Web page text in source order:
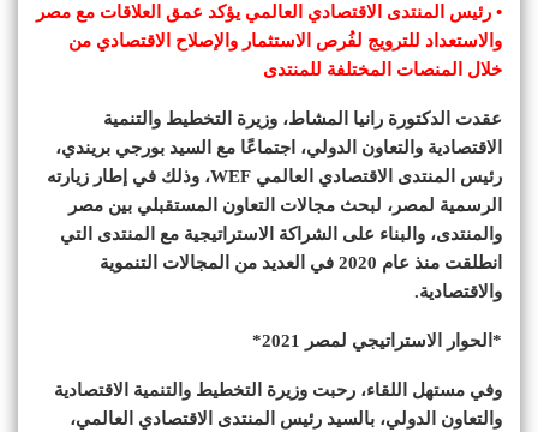
• رئيس المنتدى الاقتصادي العالمي يؤكد عمق العلاقات مع مصر
والاستعداد للترويج لفُرص الاستثمار والإصلاح الاقتصادي من
خلال المنصات المختلفة للمنتدى
عقدت الدكتورة رانيا المشاط، وزيرة التخطيط والتنمية
الاقتصادية والتعاون الدولي، اجتماعًا مع السيد بورجي بريندي،
رئيس المنتدى الاقتصادي العالمي WEF، وذلك في إطار زيارته
الرسمية لمصر، لبحث مجالات التعاون المستقبلي بين مصر
والمنتدى، والبناء على الشراكة الاستراتيجية مع المنتدى التي
انطلقت منذ عام 2020 في العديد من المجالات التنموية
والاقتصادية.
*الحوار الاستراتيجي لمصر 2021*
وفي مستهل اللقاء، رحبت وزيرة التخطيط والتنمية الاقتصادية
والتعاون الدولي، بالسيد رئيس المنتدى الاقتصادي العالمي،